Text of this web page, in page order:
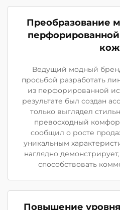
Преобразование
Ведущий модный
просьбой разработать
из перфорированной
результате был создан
только выглядел
превосходный
сообщил о росте
уникальным
наглядно
способствовать
Повышение